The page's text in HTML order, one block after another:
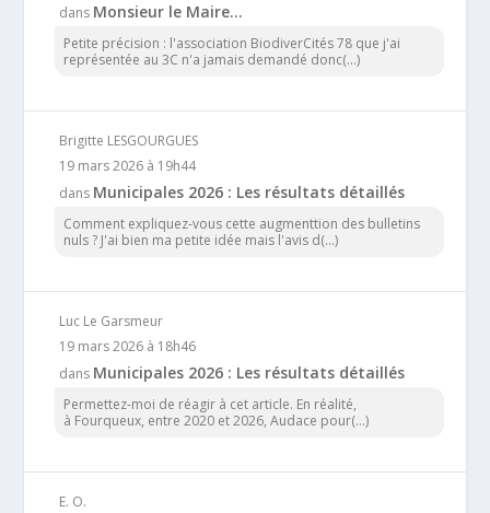
dans Monsieur le Maire…
Petite précision : l'association BiodiverCités 78 que j'ai
représentée au 3C n'a jamais demandé donc(...)
Brigitte LESGOURGUES
19 mars 2026 à 19h44
dans Municipales 2026 : Les résultats détaillés
Comment expliquez-vous cette augmenttion des bulletins
nuls ? J'ai bien ma petite idée mais l'avis d(...)
Luc Le Garsmeur
19 mars 2026 à 18h46
dans Municipales 2026 : Les résultats détaillés
Permettez-moi de réagir à cet article. En réalité,
à Fourqueux, entre 2020 et 2026, Audace pour(...)
E. O.